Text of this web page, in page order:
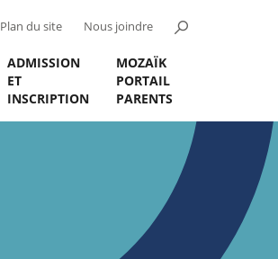
Plan du site Nous joindre
ADMISSION
ET
INSCRIPTION
MOZAÏK
PORTAIL
PARENTS